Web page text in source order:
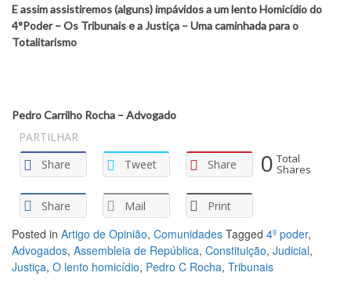
E assim assistiremos (alguns) impávidos a um lento Homicídio do
4°Poder – Os Tribunais e a Justiça – Uma caminhada para o
Totalitarismo
Pedro Carrilho Rocha – Advogado
PARTILHAR
Share
Tweet Share
Share Mail Print
0 Total
Shares
Posted in Artigo de Opinião, Comunidades Tagged 4º poder,
Advogados, Assembleia de República, Constituição, Judicial,
Justiça, O lento homicídio, Pedro C Rocha, Tribunais